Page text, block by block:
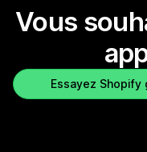
Vous
Essayez